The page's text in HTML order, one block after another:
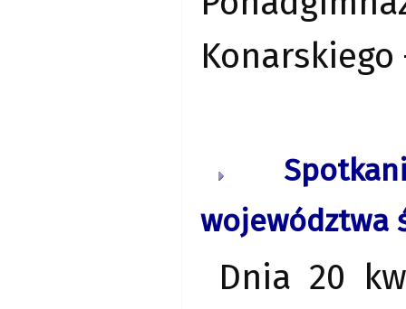
województwa
Dnia 20